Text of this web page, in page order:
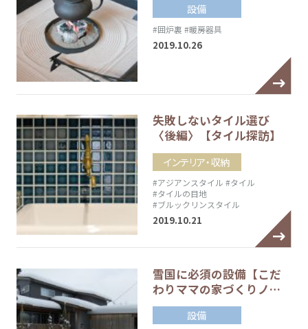
設備
#囲炉裏 #暖房器具
2019.10.26
失敗しないタイル選び
〈後編〉【タイル探訪】
インテリア・収納
#アジアンスタイル #タイル
#タイルの目地
#ブルックリンスタイル
2019.10.21
雪国に必須の設備【こだ
わりママの家づくりノ…
設備